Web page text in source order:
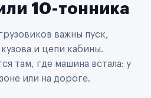
10-тонника
важны пуск,
и цепи кабины.
там, где машина встала: у
или на дороге.